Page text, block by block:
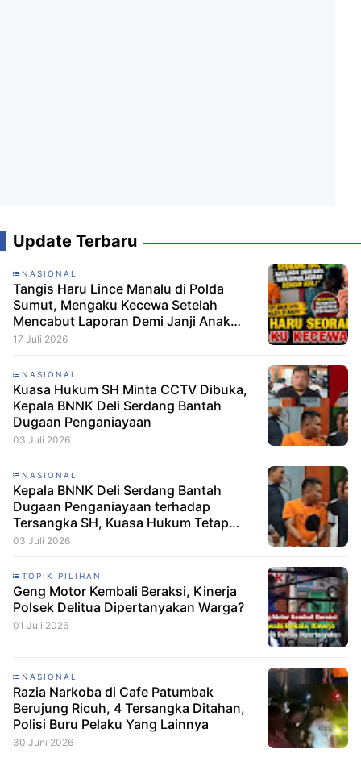
Update Terbaru
NASIONAL
Tangis Haru Lince Manalu di Polda
Sumut, Mengaku Kecewa Setelah
Mencabut Laporan Demi Janji Anak
Dibebaskan
17 Juli 2026
NASIONAL
Kuasa Hukum SH Minta CCTV Dibuka,
Kepala BNNK Deli Serdang Bantah
Dugaan Penganiayaan
03 Juli 2026
NASIONAL
Kepala BNNK Deli Serdang Bantah
Dugaan Penganiayaan terhadap
Tersangka SH, Kuasa Hukum Tetap
Minta CCTV Dibuka
03 Juli 2026
TOPIK PILIHAN
Geng Motor Kembali Beraksi, Kinerja
Polsek Delitua Dipertanyakan Warga?
01 Juli 2026
NASIONAL
Razia Narkoba di Cafe Patumbak
Berujung Ricuh, 4 Tersangka Ditahan,
Polisi Buru Pelaku Yang Lainnya
30 Juni 2026